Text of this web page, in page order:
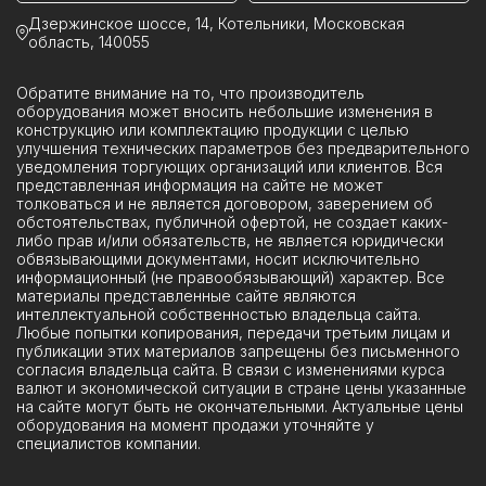
Ячейки ЯКНО
Дзержинское шоссе, 14, Котельники, Московская
область, 140055
Обратите внимание на то, что производитель
оборудования может вносить небольшие изменения в
конструкцию или комплектацию продукции с целью
улучшения технических параметров без предварительного
уведомления торгующих организаций или клиентов. Вся
представленная информация на сайте не может
толковаться и не является договором, заверением об
обстоятельствах, публичной офертой, не создает каких-
либо прав и/или обязательств, не является юридически
обвязывающими документами, носит исключительно
информационный (не правообязывающий) характер. Все
материалы представленные сайте являются
интеллектуальной собственностью владельца сайта.
Любые попытки копирования, передачи третьим лицам и
публикации этих материалов запрещены без письменного
согласия владельца сайта. В связи с изменениями курса
валют и экономической ситуации в стране цены указанные
на сайте могут быть не окончательными. Актуальные цены
оборудования на момент продажи уточняйте у
специалистов компании.